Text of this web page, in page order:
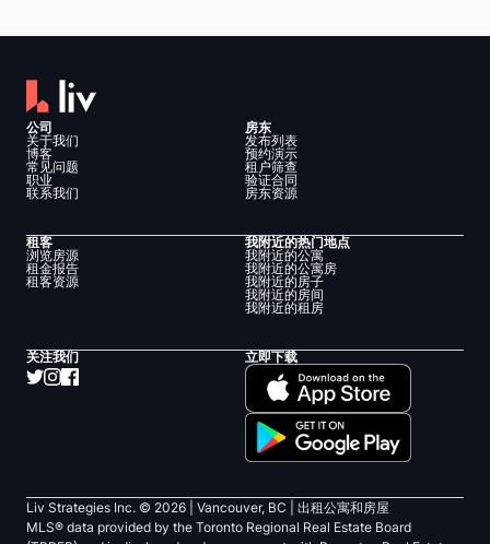
公司
关于我们
博客
常见问题
职业
联系我们
房东
发布列表
预约演示
租户筛查
验证合同
房东资源
租客
浏览房源
租金报告
租客资源
我附近的热门地点
我附近的公寓
我附近的公寓房
我附近的房子
我附近的房间
我附近的租房
关注我们 立即下载
Liv Strategies Inc. © 2026 | Vancouver, BC |
出租公寓和房屋
MLS® data provided by the Toronto Regional Real Estate Board